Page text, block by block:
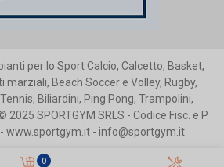
0
per lo Sport Calcio, Calcetto, Basket,
marziali, Beach Soccer e Volley, Rugby,
Biliardini, Ping Pong, Trampolini,
SPORTGYM SRLS - Codice Fisc. e P.
www.sportgym.it - info@sportgym.it